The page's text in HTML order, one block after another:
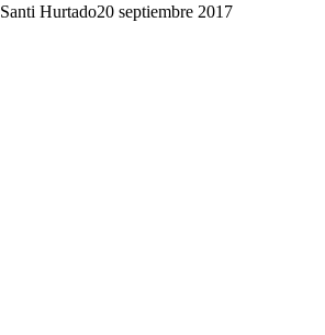
Santi Hurtado20 septiembre 2017